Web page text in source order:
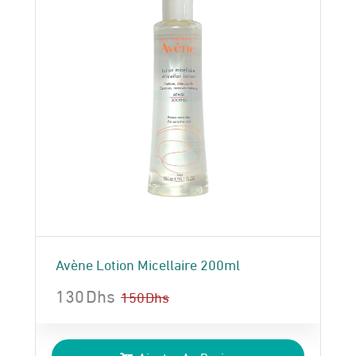
Avène Lotion Micellaire 200ml
150Dhs
prix
130Dhs
prix